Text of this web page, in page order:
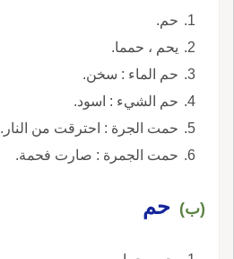
حم.
يحم ، حمما.
حم الماء : سخن.
حم الشيء : اسود.
حمت الجرة : احترقت من النار.
حمت الجمرة : صارت فحمة.
(ب) حم